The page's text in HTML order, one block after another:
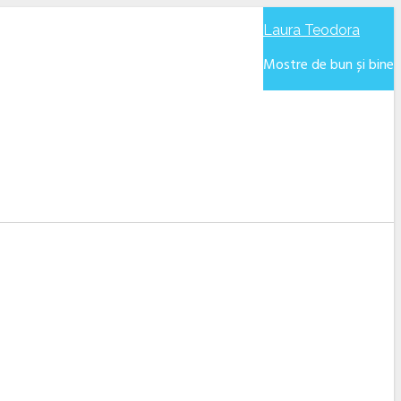
Laura Teodora
Mostre de bun și bine